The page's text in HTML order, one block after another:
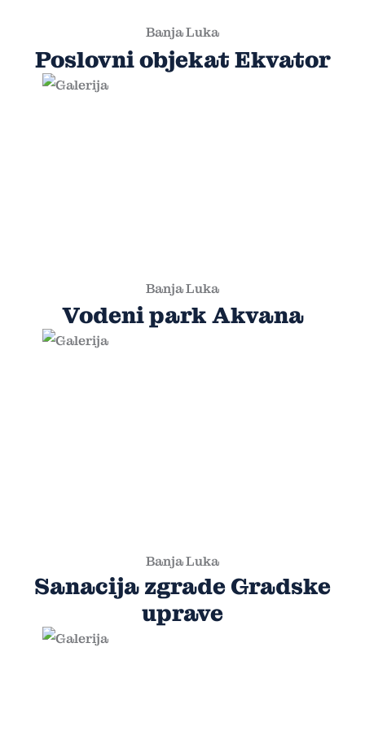
Banja Luka
Poslovni objekat Ekvator
Banja Luka
Vodeni park Akvana
Banja Luka
Sanacija zgrade Gradske
uprave